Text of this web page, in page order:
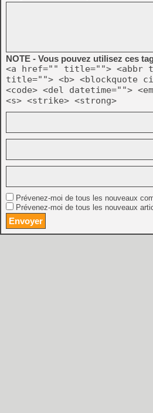
NOTE - Vous pouvez utilisez ces
<a href="" title=""> <abbr
title=""> <b> <blockquote
<code> <del datetime="">
<s> <strike> <strong>
Prévenez-moi de tous les nouveaux
Prévenez-moi de tous les nouveaux